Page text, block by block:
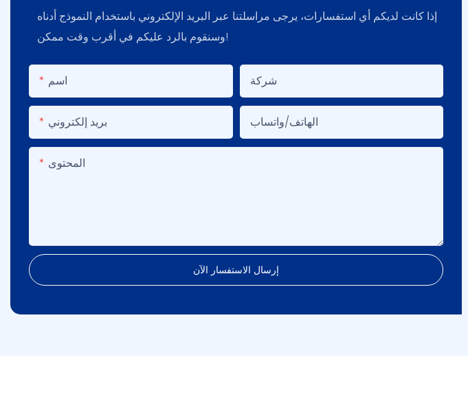
إذا كانت لديكم أي استفسارات، يرجى مراسلتنا عبر البريد الإلكتروني باستخدام النموذج أدناه
وسنقوم بالرد عليكم في أقرب وقت ممكن!
اسم شركة
بريد إلكتروني الهاتف/واتساب
المحتوى
إرسال الاستفسار الآن